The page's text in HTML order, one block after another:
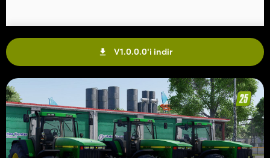
V1.0.0.0'i indir